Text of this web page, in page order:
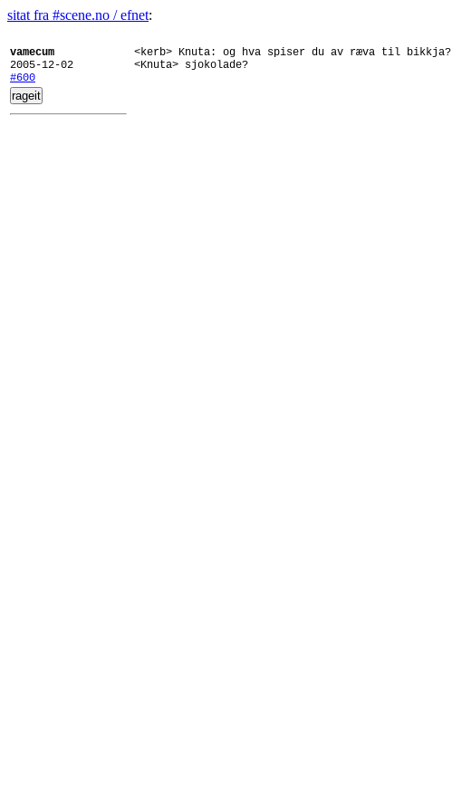
sitat fra #scene.no / efnet:
vamecum
2005-12-02
#600
<kerb> Knuta: og hva spiser du av ræva til bikkja?
<Knuta> sjokolade?